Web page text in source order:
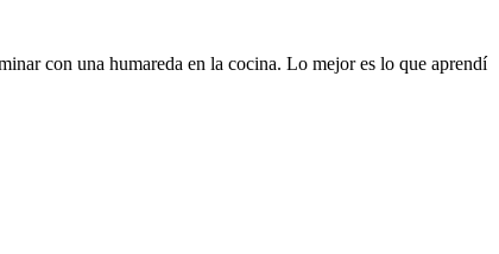
con una humareda en la cocina. Lo mejor es lo que aprendí